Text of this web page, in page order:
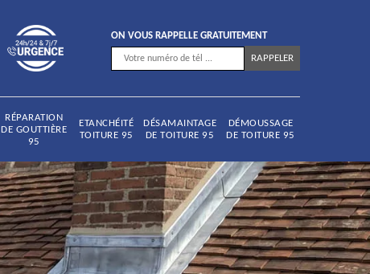
ON VOUS RAPPELLE GRATUITEMENT
RÉPARATION
DE GOUTTIÈRE
95
ETANCHÉITÉ
TOITURE 95
DÉSAMAINTAGE
DE TOITURE 95
DÉMOUSSAGE
DE TOITURE 95